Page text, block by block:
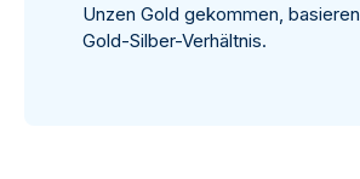
Unzen Gold gekommen,
Gold-Silber-Verhältnis.